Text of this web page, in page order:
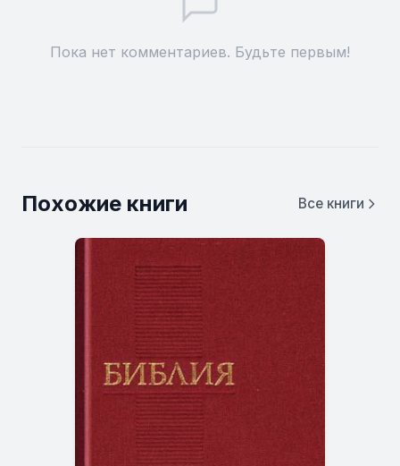
Пока нет комментариев. Будьте первым!
Похожие книги Все книги